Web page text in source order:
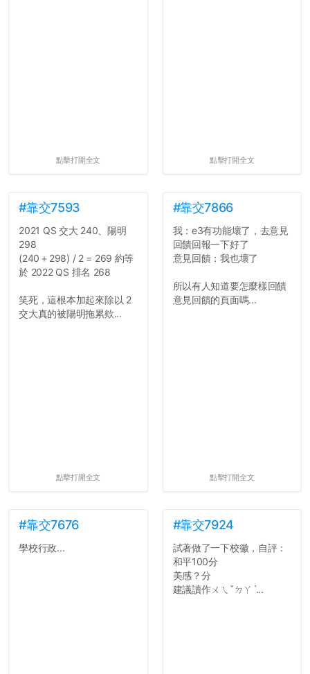
點擊打開全文 點擊打開全文
#靠交7593
2021 QS 交大 240、陽明
298
(240＋298) / 2 = 269 約等
於 2022 QS 排名 268
笑死，這根本加起來除以 2
交大真的被陽明拖累欸...
點擊打開全文
#靠交7866
我：e3有功能壞了，去意見
回饋回報一下好了
意見回饋：我也壞了
所以有人知道要怎麼樣回饋
意見回饋的頁面嗎...
點擊打開全文
#靠交7676
學校行政...
#靠交7924
試著做了一下校徽，自評：
和平100分
美感？分
建議讀作ㄨㄟˇㄉㄚˋ...